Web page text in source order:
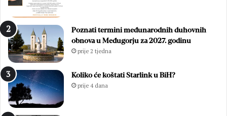
Poznati termini međunarodnih duhovnih
obnova u Međugorju za 2027. godinu
prije 2 tjedna
Koliko će koštati Starlink u BiH?
prije 4 dana